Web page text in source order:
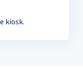
kiosk.